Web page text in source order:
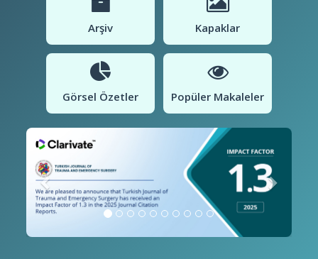
Arşiv Kapaklar
Görsel Özetler Popüler Makaleler